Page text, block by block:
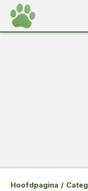
Hoofdpagina /